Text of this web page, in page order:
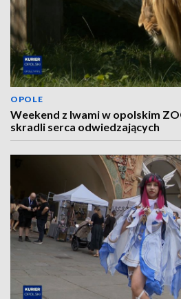
OPOLE
Weekend z lwami w opolskim
skradli serca odwiedzających